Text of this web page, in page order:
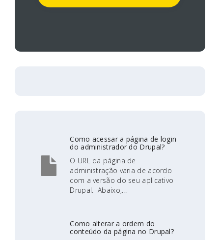
Como acessar a página de login
do administrador do Drupal?
O URL da página de
administração varia de acordo
com a versão do seu aplicativo
Drupal. Abaixo,...
Como alterar a ordem do
conteúdo da página no Drupal?